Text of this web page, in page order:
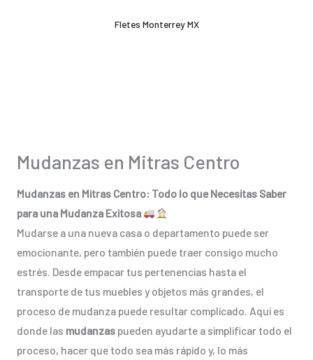
Fletes Monterrey MX
Mudanzas en Mitras Centro
Mudanzas en Mitras Centro: Todo lo que Necesitas Saber
para una Mudanza Exitosa
Mudarse a una nueva casa o departamento puede ser
emocionante, pero también puede traer consigo mucho
estrés. Desde empacar tus pertenencias hasta el
transporte de tus muebles y objetos más grandes, el
proceso de mudanza puede resultar complicado. Aquí es
donde las mudanzaspueden ayudarte a simplificar todo el
proceso, hacer que todo sea más rápido y, lo más